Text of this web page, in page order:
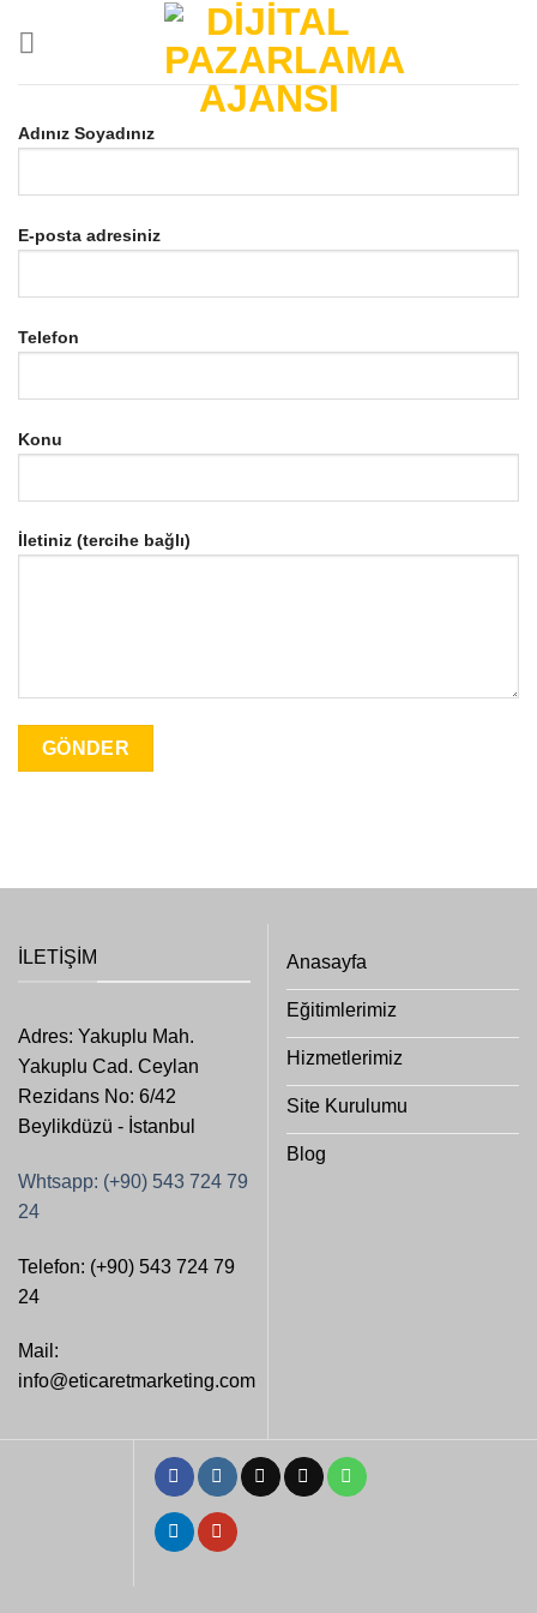
Adınız Soyadınız
E-posta adresiniz
Telefon
Konu
İletiniz (tercihe bağlı)
İLETIŞIM
Adres: Yakuplu Mah.
Yakuplu Cad. Ceylan
Rezidans No: 6/42
Beylikdüzü - İstanbul
Whtsapp: (+90) 543 724 79
24
Telefon: (+90) 543 724 79
24
Mail:
info@eticaretmarketing.com
Anasayfa
Eğitimlerimiz
Hizmetlerimiz
Site Kurulumu
Blog